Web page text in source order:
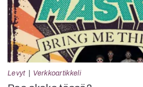
Levyt Verkkoartikkeli